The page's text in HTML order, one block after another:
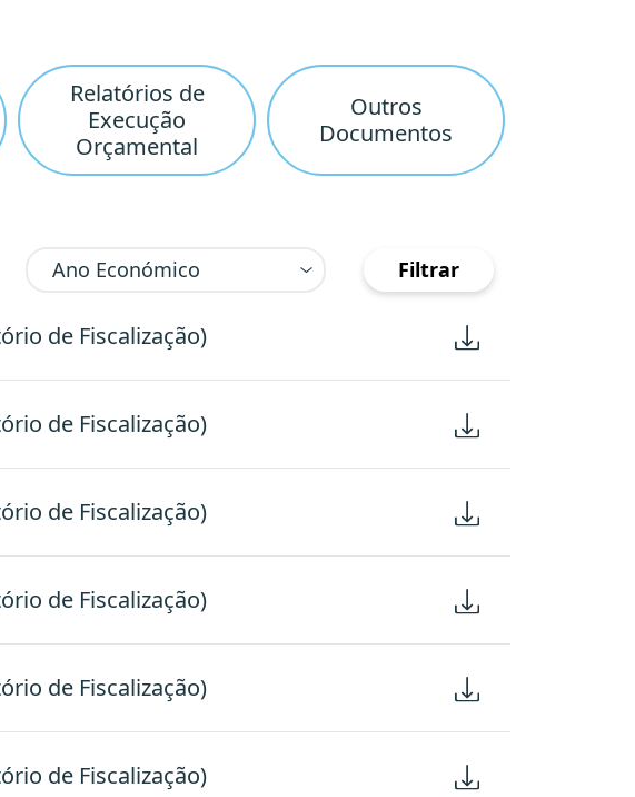
Relatórios de
Execução
Orçamental
Outros
Documentos
Filtrar
de Fiscalização)
de Fiscalização)
de Fiscalização)
de Fiscalização)
de Fiscalização)
de Fiscalização)